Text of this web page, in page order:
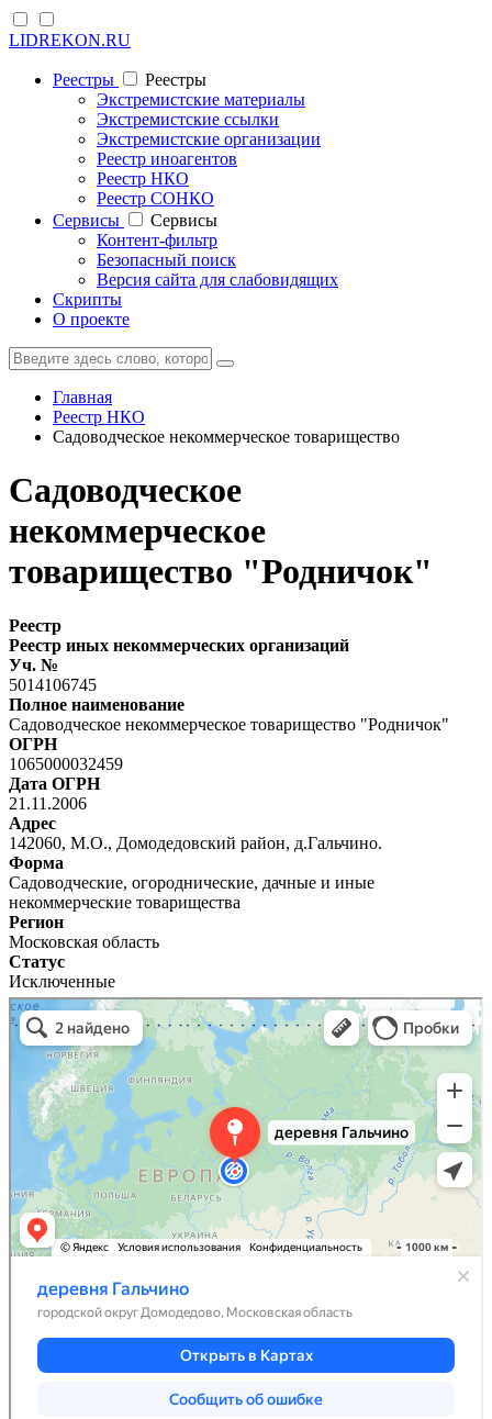
LIDREKON.RU
Реестры
Реестры
Экстремистские материалы
Экстремистские ссылки
Экстремистские организации
Реестр иноагентов
Реестр НКО
Реестр СОНКО
Cервисы
Cервисы
Контент-фильтр
Безопасный поиск
Версия сайта для слабовидящих
Скрипты
О проекте
Главная
Реестр НКО
Садоводческое некоммерческое товарищество
Садоводческое
некоммерческое
товарищество "Родничок"
Реестр
Реестр иных некоммерческих организаций
Уч. №
5014106745
Полное наименование
Садоводческое некоммерческое товарищество "Родничок"
ОГРН
1065000032459
Дата ОГРН
21.11.2006
Адрес
142060, М.О., Домодедовский район, д.Гальчино.
Форма
Садоводческие, огороднические, дачные и иные
некоммерческие товарищества
Регион
Московская область
Статус
Исключенные